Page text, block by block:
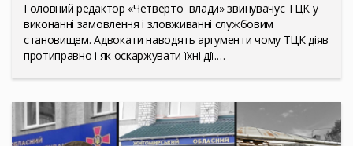
Головний редактор «Четвертої влади» звинувачує ТЦК у
виконанні замовлення і зловживанні службовим
становищем. Адвокати наводять аргументи чому ТЦК діяв
протиправно і як оскаржувати їхні дії.…